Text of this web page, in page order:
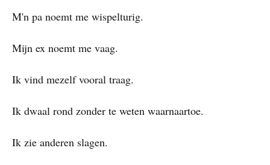
M'n pa noemt me wispelturig.
Mijn ex noemt me vaag.
Ik vind mezelf vooral traag.
Ik dwaal rond zonder te weten waarnaartoe.
Ik zie anderen slagen.